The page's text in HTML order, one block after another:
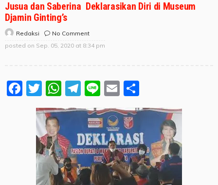
Jusua dan Saberina Deklarasikan Diri di Museum
Djamin Ginting’s
Redaksi
No Comment
posted on Sep. 05, 2020 at 8:34 pm
Facebook
Twitter
WhatsApp
Telegram
LineEmail